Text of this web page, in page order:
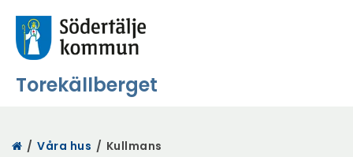
Torekällberget
Start
/ Våra hus / Kullmans